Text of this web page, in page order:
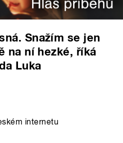
Snažím se jen
na ní hezké, říká
Luka
internetu